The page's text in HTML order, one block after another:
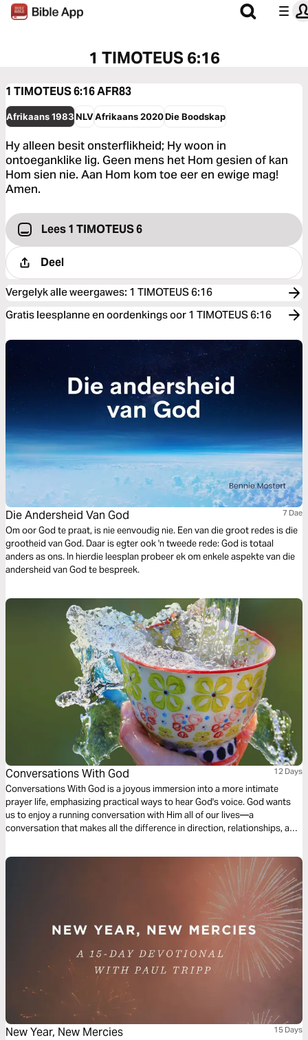
1 TIMOTEUS 6:16
1 TIMOTEUS 6:16AFR83
Afrikaans 1983NLVAfrikaans 2020Die Boodskap
Hy alleen besit onsterflikheid; Hy woon in
ontoeganklike lig. Geen mens het Hom gesien of kan
Hom sien nie. Aan Hom kom toe eer en ewige mag!
Amen.
Lees 1 TIMOTEUS 6
Deel
Vergelyk alle weergawes: 1 TIMOTEUS 6:16
Gratis leesplanne en oordenkings oor 1 TIMOTEUS 6:16
Die Andersheid Van God 7 Dae
Om oor God te praat, is nie eenvoudig nie. Een van die groot redes is die
grootheid van God. Daar is egter ook 'n tweede rede: God is totaal
anders as ons. In hierdie leesplan probeer ek om enkele aspekte van die
andersheid van God te bespreek.
Conversations With God 12 Days
Conversations With God is a joyous immersion into a more intimate
prayer life, emphasizing practical ways to hear God's voice. God wants
us to enjoy a running conversation with Him all of our lives—a
conversation that makes all the difference in direction, relationships, and
reaching heart of God. He loves us!
New Year, New Mercies 15 Days